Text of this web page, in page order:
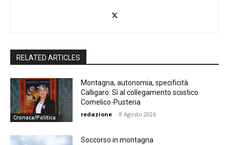
RELATED ARTICLES
Cronaca/Politica
Montagna, autonomia, specificità.
Calligaro: Sì al collegamento sciistico
Comelico-Pusteria
redazione - 8 Agosto 2026
Soccorso in montagna